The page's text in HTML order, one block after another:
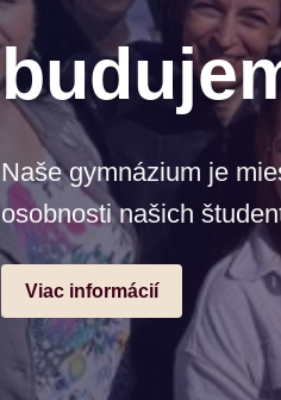
Naše gymnázium je
osobnosti našich
Viac informácií